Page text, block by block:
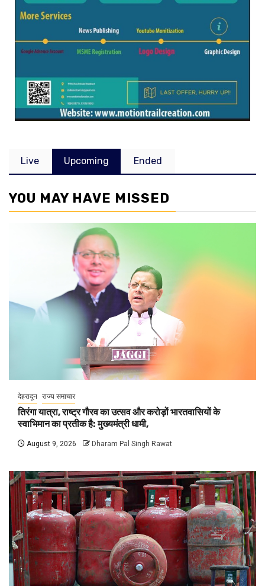
Live Upcoming Ended
YOU MAY HAVE MISSED
देहरादून राज्य समाचार
तिरंगा यात्रा, राष्ट्र गौरव का उत्सव और करोड़ों भारतवासियों के
स्वाभिमान का प्रतीक है: मुख्यमंत्री धामी,
August 9, 2026 Dharam Pal Singh Rawat